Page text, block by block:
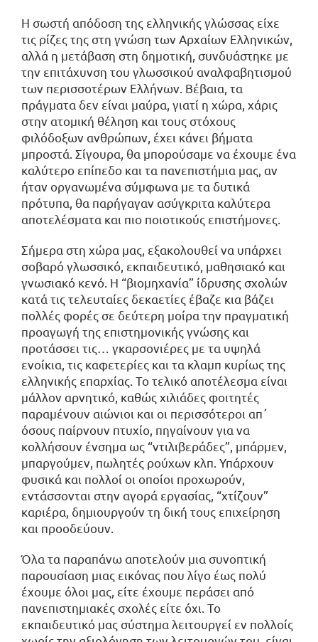
Η σωστή απόδοση της ελληνικής γλώσσας είχε
τις ρίζες της στη γνώση των Αρχαίων Ελληνικών,
αλλά η μετάβαση στη δημοτική, συνδυάστηκε με
την επιτάχυνση του γλωσσικού αναλφαβητισμού
των περισσοτέρων Ελλήνων. Βέβαια, τα
πράγματα δεν είναι μαύρα, γιατί η χώρα, χάρις
στην ατομική θέληση και τους στόχους
φιλόδοξων ανθρώπων, έχει κάνει βήματα
μπροστά. Σίγουρα, θα μπορούσαμε να έχουμε ένα
καλύτερο επίπεδο και τα πανεπιστήμια μας, αν
ήταν οργανωμένα σύμφωνα με τα δυτικά
πρότυπα, θα παρήγαγαν ασύγκριτα καλύτερα
αποτελέσματα και πιο ποιοτικούς επιστήμονες.
Σήμερα στη χώρα μας, εξακολουθεί να υπάρχει
σοβαρό γλωσσικό, εκπαιδευτικό, μαθησιακό και
γνωσιακό κενό. Η “βιομηχανία” ίδρυσης σχολών
κατά τις τελευταίες δεκαετίες έβαζε κια βάζει
πολλές φορές σε δεύτερη μοίρα την πραγματική
προαγωγή της επιστημονικής γνώσης και
προτάσσει τις… γκαρσονιέρες με τα υψηλά
ενοίκια, τις καφετερίες και τα κλαμπ κυρίως της
ελληνικής επαρχίας. Το τελικό αποτέλεσμα είναι
μάλλον αρνητικό, καθώς χιλιάδες φοιτητές
παραμένουν αιώνιοι και οι περισσότεροι απ΄
όσους παίρνουν πτυχίο, πηγαίνουν για να
κολλήσουν ένσημα ως “ντιλιβεράδες”, μπάρμεν,
μπαργούμεν, πωλητές ρούχων κλπ. Υπάρχουν
φυσικά και πολλοί οι οποίοι προχωρούν,
εντάσσονται στην αγορά εργασίας, “χτίζουν”
καριέρα, δημιουργούν τη δική τους επιχείρηση
και προοδεύουν.
Όλα τα παραπάνω αποτελούν μια συνοπτική
παρουσίαση μιας εικόνας που λίγο έως πολύ
έχουμε όλοι μας, είτε έχουμε περάσει από
πανεπιστημιακές σχολές είτε όχι. Το
εκπαιδευτικό μας σύστημα λειτουργεί εν πολλοίς